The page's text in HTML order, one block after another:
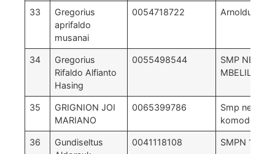
33
Gregorius
aprifaldo
musanai
0054718722 Arnoldus
34
Gregorius
Rifaldo Alfianto
Hasing
0055498544
SMP NEGRI
MBELILING
35
GRIGNION JOI
MARIANO
0065399786
Smp negeri 1
komodo
36
Gundiseltus
0041118108 SMPN 1